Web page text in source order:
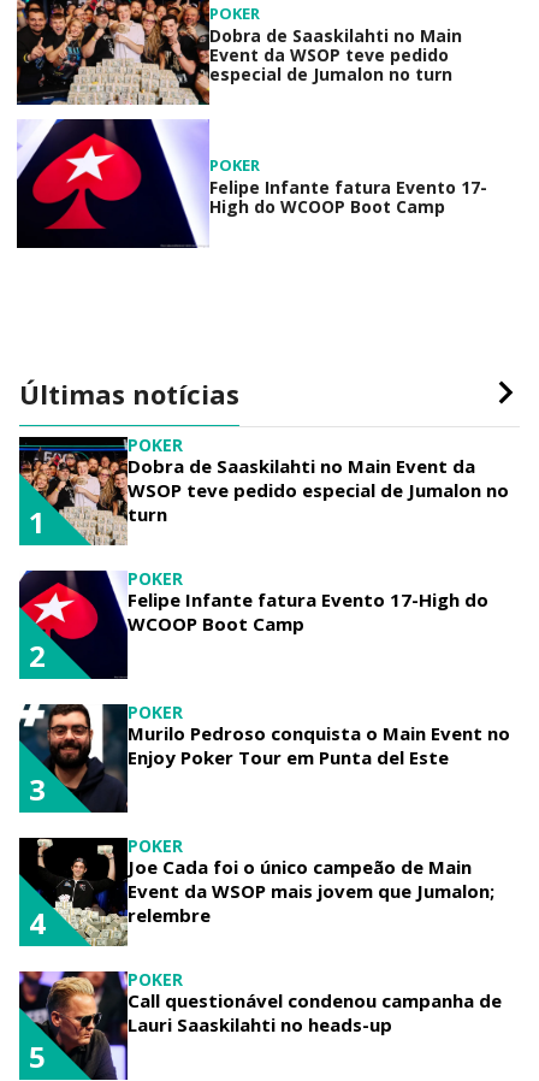
POKER
Dobra de Saaskilahti no Main
Event da WSOP teve pedido
especial de Jumalon no turn
POKER
Felipe Infante fatura Evento 17-
High do WCOOP Boot Camp
Últimas notícias
POKER
Dobra de Saaskilahti no Main Event da
WSOP teve pedido especial de Jumalon no
turn
1
POKER
Felipe Infante fatura Evento 17-High do
WCOOP Boot Camp
2
POKER
Murilo Pedroso conquista o Main Event no
Enjoy Poker Tour em Punta del Este
3
POKER
Joe Cada foi o único campeão de Main
Event da WSOP mais jovem que Jumalon;
relembre
4
POKER
Call questionável condenou campanha de
Lauri Saaskilahti no heads-up
5